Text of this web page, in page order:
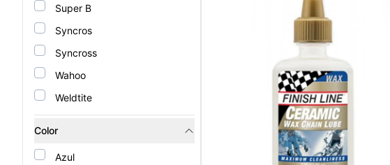
Super B
Syncros
Syncross
Wahoo
Weldtite
Color
Azul